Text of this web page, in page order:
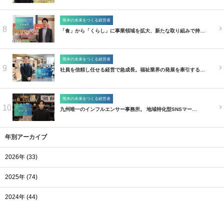
8
熊本の未来をつくる経営者
「食」から「くらし」に事業領域を拡大、新たな取り組みで持…
9
熊本の未来をつくる経営者
社員を信頼し任せる経営で急成長。福祉業界の発展を牽引する…
10
熊本の未来をつくる経営者
九州唯一のインフルエンサー事務所。 地域特化型SNSマー…
年別アーカイブ
2026年 (33)
2025年 (74)
2024年 (44)